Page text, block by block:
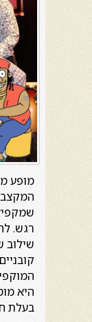
מופע
רגש.
שילוב
היא
בעלת